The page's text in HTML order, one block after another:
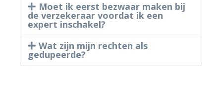
Moet ik eerst bezwaar maken bij
de verzekeraar voordat ik een
expert inschakel?
Wat zijn mijn rechten als
gedupeerde?